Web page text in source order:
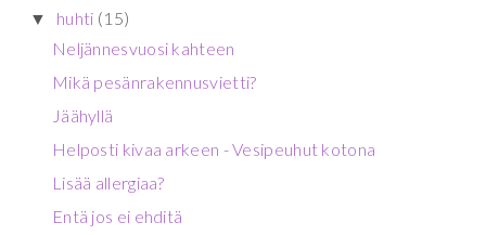
▼ huhti (15)
Neljännesvuosi kahteen
Mikä pesänrakennusvietti?
Jäähyllä
Helposti kivaa arkeen - Vesipeuhut kotona
Lisää allergiaa?
Entä jos ei ehditä